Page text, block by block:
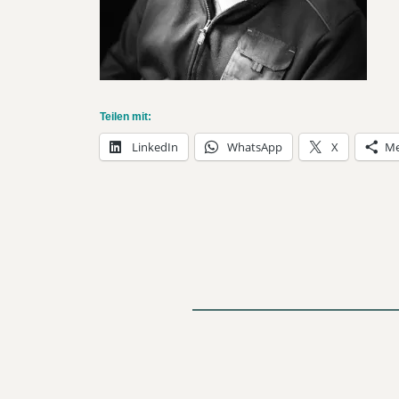
Teilen mit:
LinkedIn WhatsApp X